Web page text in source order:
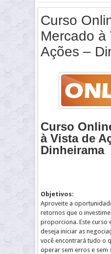
Curso
Mercado à
Ações –
Curso
à Vista de
Dinheirama
Objetivos:
Aproveite a
retornos que o
proporciona. Este curso
deseja iniciar as
você encontrará tudo o
operar sem erros e sem